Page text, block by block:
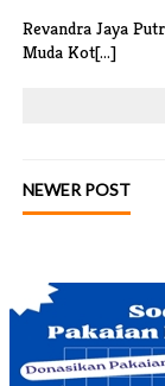
Revandra Jaya
Muda Kot[...]
NEWER POST